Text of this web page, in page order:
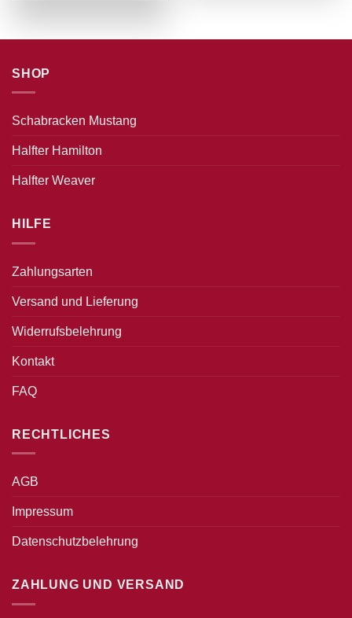
SHOP
Schabracken Mustang
Halfter Hamilton
Halfter Weaver
HILFE
Zahlungsarten
Versand und Lieferung
Widerrufsbelehrung
Kontakt
FAQ
RECHTLICHES
AGB
Impressum
Datenschutzbelehrung
ZAHLUNG UND VERSAND